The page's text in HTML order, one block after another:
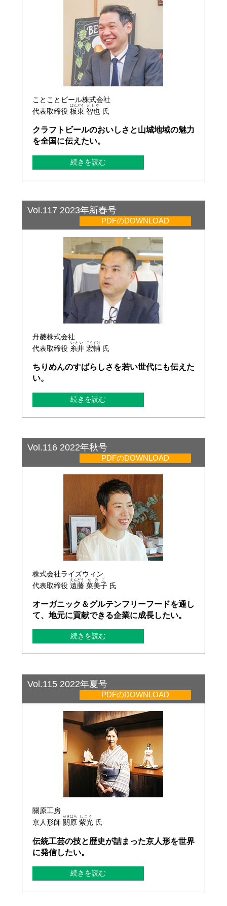
ことことビール株式会社
代表取締役 板東
ばんどう
智也
ともや
氏
クラフトビールのおいしさと山城地域の魅力
を全国に伝えたい。
続きを読む
Vol.117 2023年新春号
PDFのDOWNLOAD
丹菱株式会社
代表取締役 糸井
いとい
宏輔
こうすけ
氏
ちりめんのすばらしさを若い世代にも伝えた
い。
続きを読む
Vol.116 2022年秋号
PDFのDOWNLOAD
株式会社ライズウィン
代表取締役 遠藤
えんどう
菜美子
なみこ
氏
オーガニック＆グルテンフリーフードを通し
て、地元に貢献できる企業に成長したい。
続きを読む
Vol.115 2022年夏号
PDFのDOWNLOAD
關原工房
京人形師 關原
せきはら
紫光
しこう
氏
伝統工芸の技と歴史が詰まった京人形を世界
に発信したい。
続きを読む